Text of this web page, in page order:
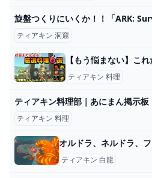
ティアキン 洞窟
ティアキン 料理
ティアキン料理部｜あにまん掲示板
ティアキン 料理
ティアキン 白龍